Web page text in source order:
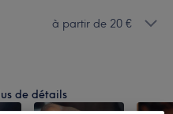
à partir de 20 €
de détails